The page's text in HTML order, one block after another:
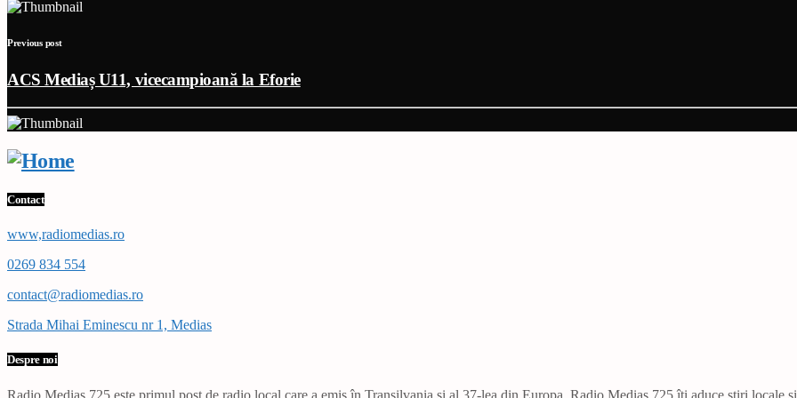
Previous post
ACS Mediaș U11, vicecampioană la Eforie
Contact
www,radiomedias.ro
0269 834 554
contact@radiomedias.ro
Strada Mihai Eminescu nr 1, Medias
Despre noi
Radio Mediaș 725 este primul post de radio local care a emis în Transilvania și al 37-lea din Europa. Radio Mediaș 725 îți aduce știri locale